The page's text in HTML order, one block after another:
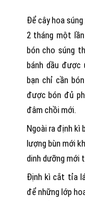
Để cây hoa
2 tháng một
bón cho súng
bánh dầu được
bạn chỉ cần
được bón đủ
đâm chồi mới.
Ngoài ra định kì
lượng bùn mới
dinh dưỡng mới
Định kì cắt tỉa
để những lớp